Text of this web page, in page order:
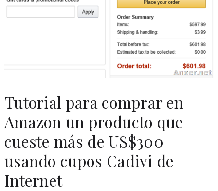
Tutorial para comprar en
Amazon un producto que
cueste más de US$300
usando cupos Cadivi de
Internet